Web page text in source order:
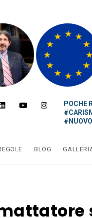
POCHE
BLOG